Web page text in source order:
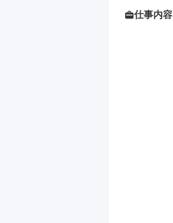
仕事内容